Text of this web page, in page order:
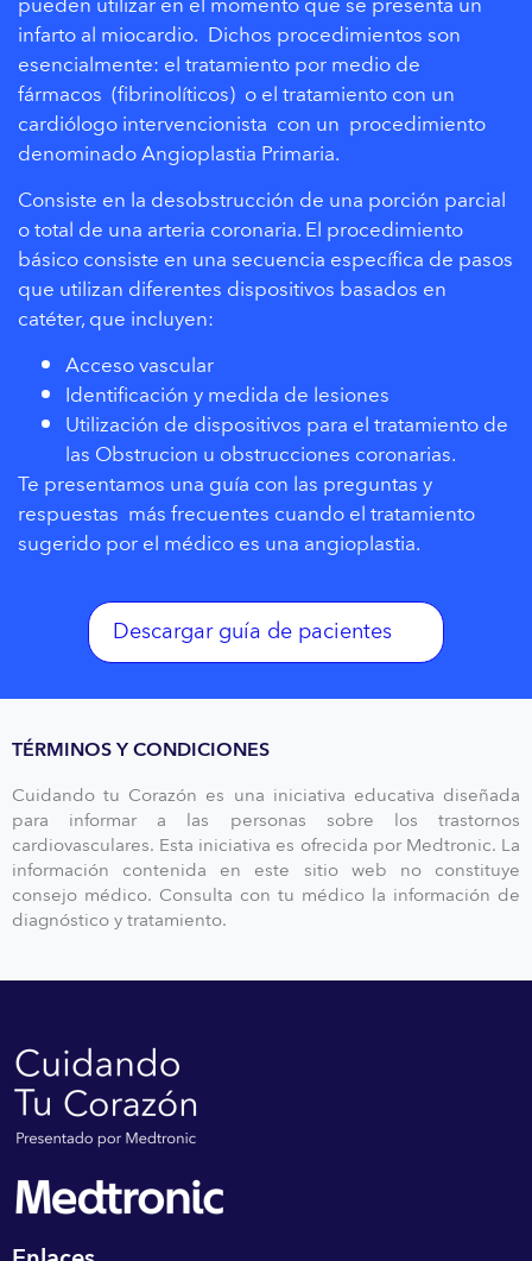
infarto al miocardio. Dichos procedimientos son
esencialmente: el tratamiento por medio de
fármacos (fibrinolíticos) o el tratamiento con un
cardiólogo intervencionista con un procedimiento
denominado Angioplastia Primaria.
Consiste en la desobstrucción de una porción parcial
o total de una arteria coronaria. El procedimiento
básico consiste en una secuencia específica de pasos
que utilizan diferentes dispositivos basados en
catéter, que incluyen:
Acceso vascular
Identificación y medida de lesiones
Utilización de dispositivos para el tratamiento de
las Obstrucion u obstrucciones coronarias.
Te presentamos una guía con las preguntas y
respuestas más frecuentes cuando el tratamiento
sugerido por el médico es una angioplastia.
Descargar guía de pacientes
TÉRMINOS Y CONDICIONES
Cuidando tu Corazón es una iniciativa educativa diseñada
para informar a las personas sobre los trastornos
cardiovasculares. Esta iniciativa es ofrecida por Medtronic. La
información contenida en este sitio web no constituye
consejo médico. Consulta con tu médico la información de
diagnóstico y tratamiento.